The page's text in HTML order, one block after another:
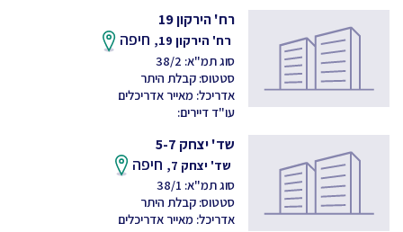
רח' הירקון 19
רח' הירקון 19, חיפה
סוג תמ"א: 38/2
סטטוס: קבלת היתר
אדריכל: מאייר אדריכלים
עו"ד דיירים:
שד' יצחק 5-7
שד' יצחק 7, חיפה
סוג תמ"א: 38/1
סטטוס: קבלת היתר
אדריכל: מאייר אדריכלים